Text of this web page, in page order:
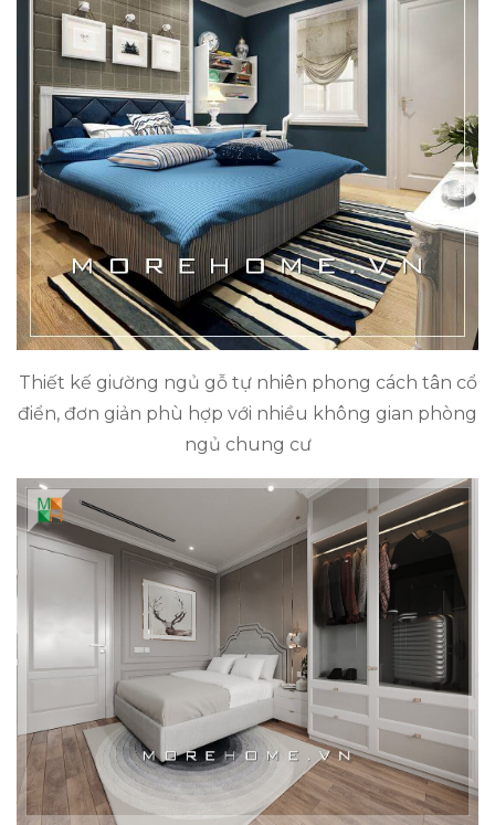
Thiết kế giường ngủ gỗ tự nhiên phong cách tân cổ
điển, đơn giản phù hợp với nhiều không gian phòng
ngủ chung cư